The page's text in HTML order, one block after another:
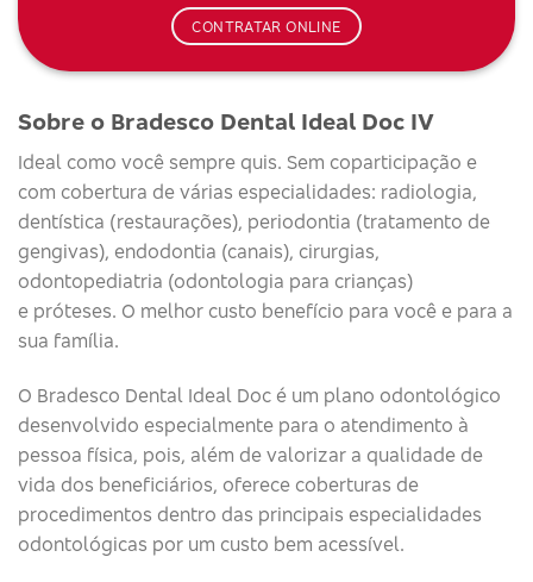
CONTRATAR ONLINE
Sobre o Bradesco Dental Ideal Doc IV
Ideal como você sempre quis. Sem coparticipação e
com cobertura de várias especialidades: radiologia,
dentística (restaurações), periodontia (tratamento de
gengivas), endodontia (canais), cirurgias,
odontopediatria (odontologia para crianças)
e próteses. O melhor custo benefício para você e para a
sua família.
O Bradesco Dental Ideal Doc é um plano odontológico
desenvolvido especialmente para o atendimento à
pessoa física, pois, além de valorizar a qualidade de
vida dos beneficiários, oferece coberturas de
procedimentos dentro das principais especialidades
odontológicas por um custo bem acessível.